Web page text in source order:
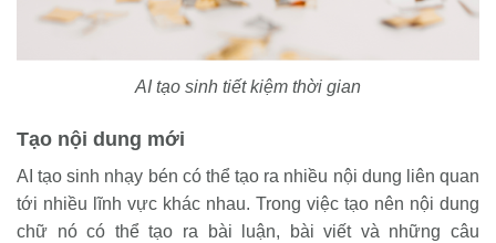
AI tạo sinh tiết kiệm thời gian
Tạo nội dung mới
AI tạo sinh nhạy bén có thể tạo ra nhiều nội dung liên quan
tới nhiều lĩnh vực khác nhau. Trong việc tạo nên nội dung
chữ nó có thể tạo ra bài luận, bài viết và những câu